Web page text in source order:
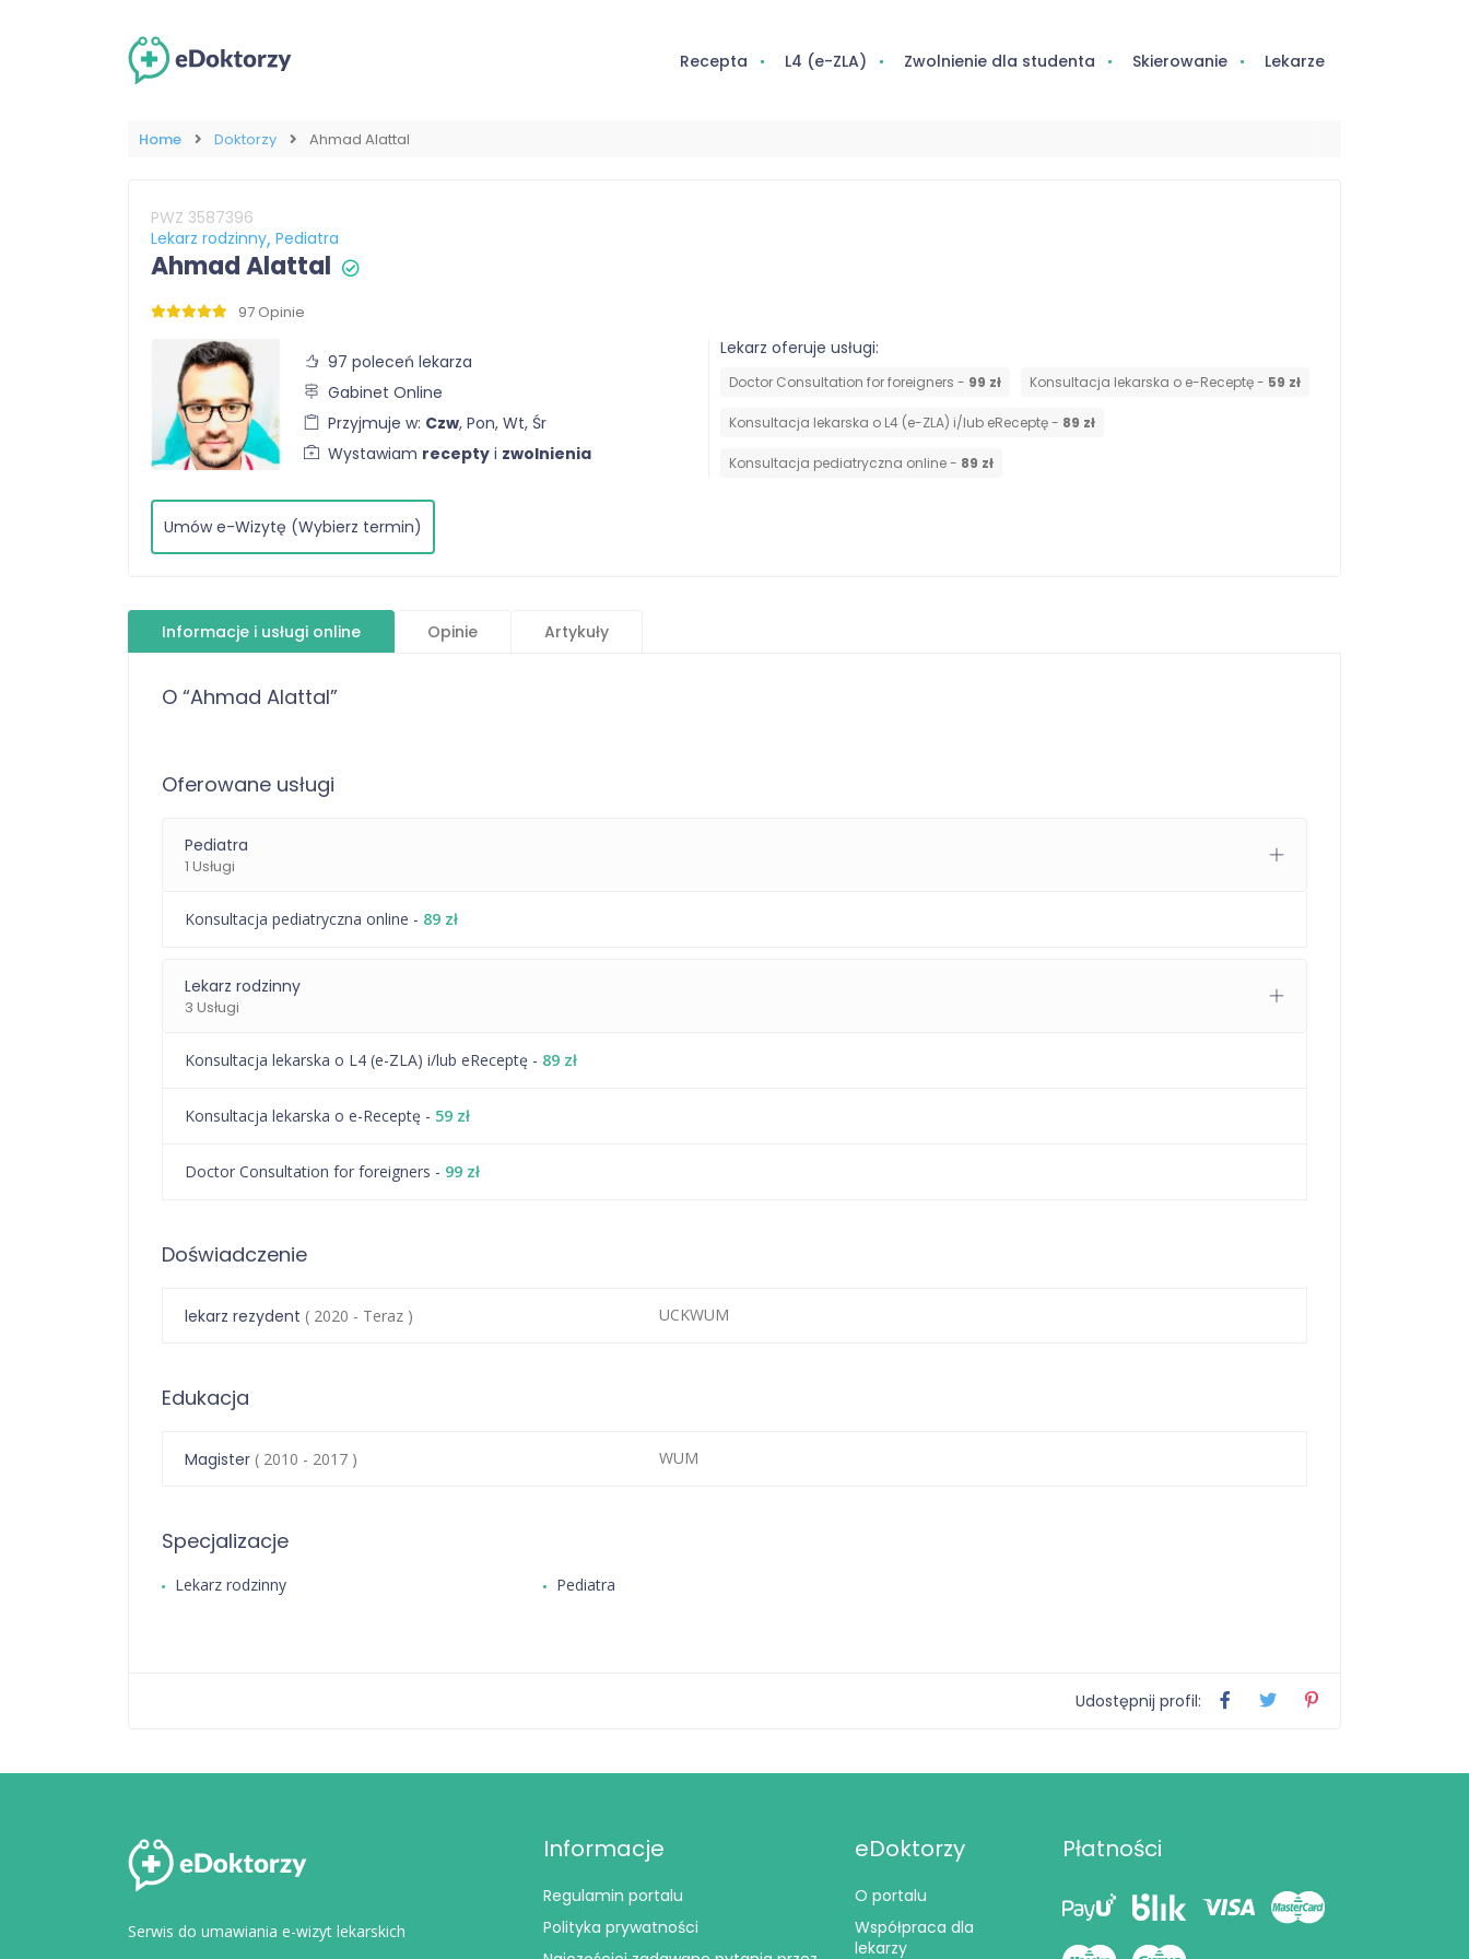
Recepta L4 (e-ZLA) Zwolnienie dla studenta Skierowanie Lekarze
Home Doktorzy Ahmad Alattal
PWZ 3587396
Lekarz rodzinny Pediatra
Ahmad Alattal
97 Opinie
97 poleceń lekarza
Gabinet Online
Przyjmuje w: Czw, Pon, Wt, Śr
Wystawiam recepty i zwolnienia
Lekarz oferuje usługi:
Doctor Consultation for foreigners - 99 zł Konsultacja lekarska o e-Receptę - 59 zł
Konsultacja lekarska o L4 (e-ZLA) i/lub eReceptę - 89 zł
Konsultacja pediatryczna online - 89 zł
Umów e-Wizytę (Wybierz termin)
Informacje i usługi online Opinie Artykuły
O “Ahmad Alattal”
Oferowane usługi
Pediatra
1 Usługi
Konsultacja pediatryczna online - 89 zł
Lekarz rodzinny
3 Usługi
Konsultacja lekarska o L4 (e-ZLA) i/lub eReceptę - 89 zł
Konsultacja lekarska o e-Receptę - 59 zł
Doctor Consultation for foreigners - 99 zł
Doświadczenie
lekarz rezydent ( 2020 - Teraz ) UCKWUM
Edukacja
Magister ( 2010 - 2017 ) WUM
Specjalizacje
Lekarz rodzinny Pediatra
Udostępnij profil:
Serwis do umawiania e-wizyt lekarskich
Informacje
Regulamin portalu
Polityka prywatności
eDoktorzy
O portalu
Współpraca dla
lekarzy
Płatności